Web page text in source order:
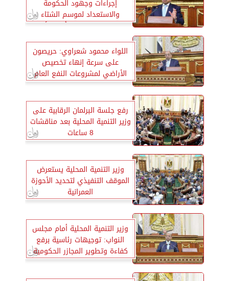
إجراءات وجهود الحكومة
والاستعداد لموسم الشتاء
وتعامل المحليات مع أزمة الأمطار
اللواء محمود شعراوي: حريصون
على سرعة إنهاء تخصيص
الأراضي لمشروعات النفع العام
رفع جلسة البرلمان الرقابية على
وزير التنمية المحلية بعد مناقشات
8 ساعات
وزير التنمية المحلية يستعرض
الموقف التنفيذي لتحديد الأحوزة
العمرانية
وزير التنمية المحلية أمام مجلس
النواب: توجيهات رئاسية برفع
كفاءة وتطوير المجازر الحكومية